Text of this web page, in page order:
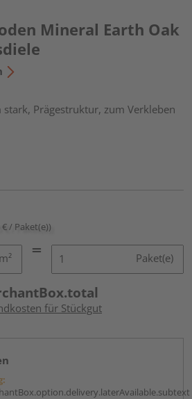
Mineral Earth Oak
Prägestruktur, zum Verkleben
€ / Paket(e))
m² Paket(e)
für Stückgut